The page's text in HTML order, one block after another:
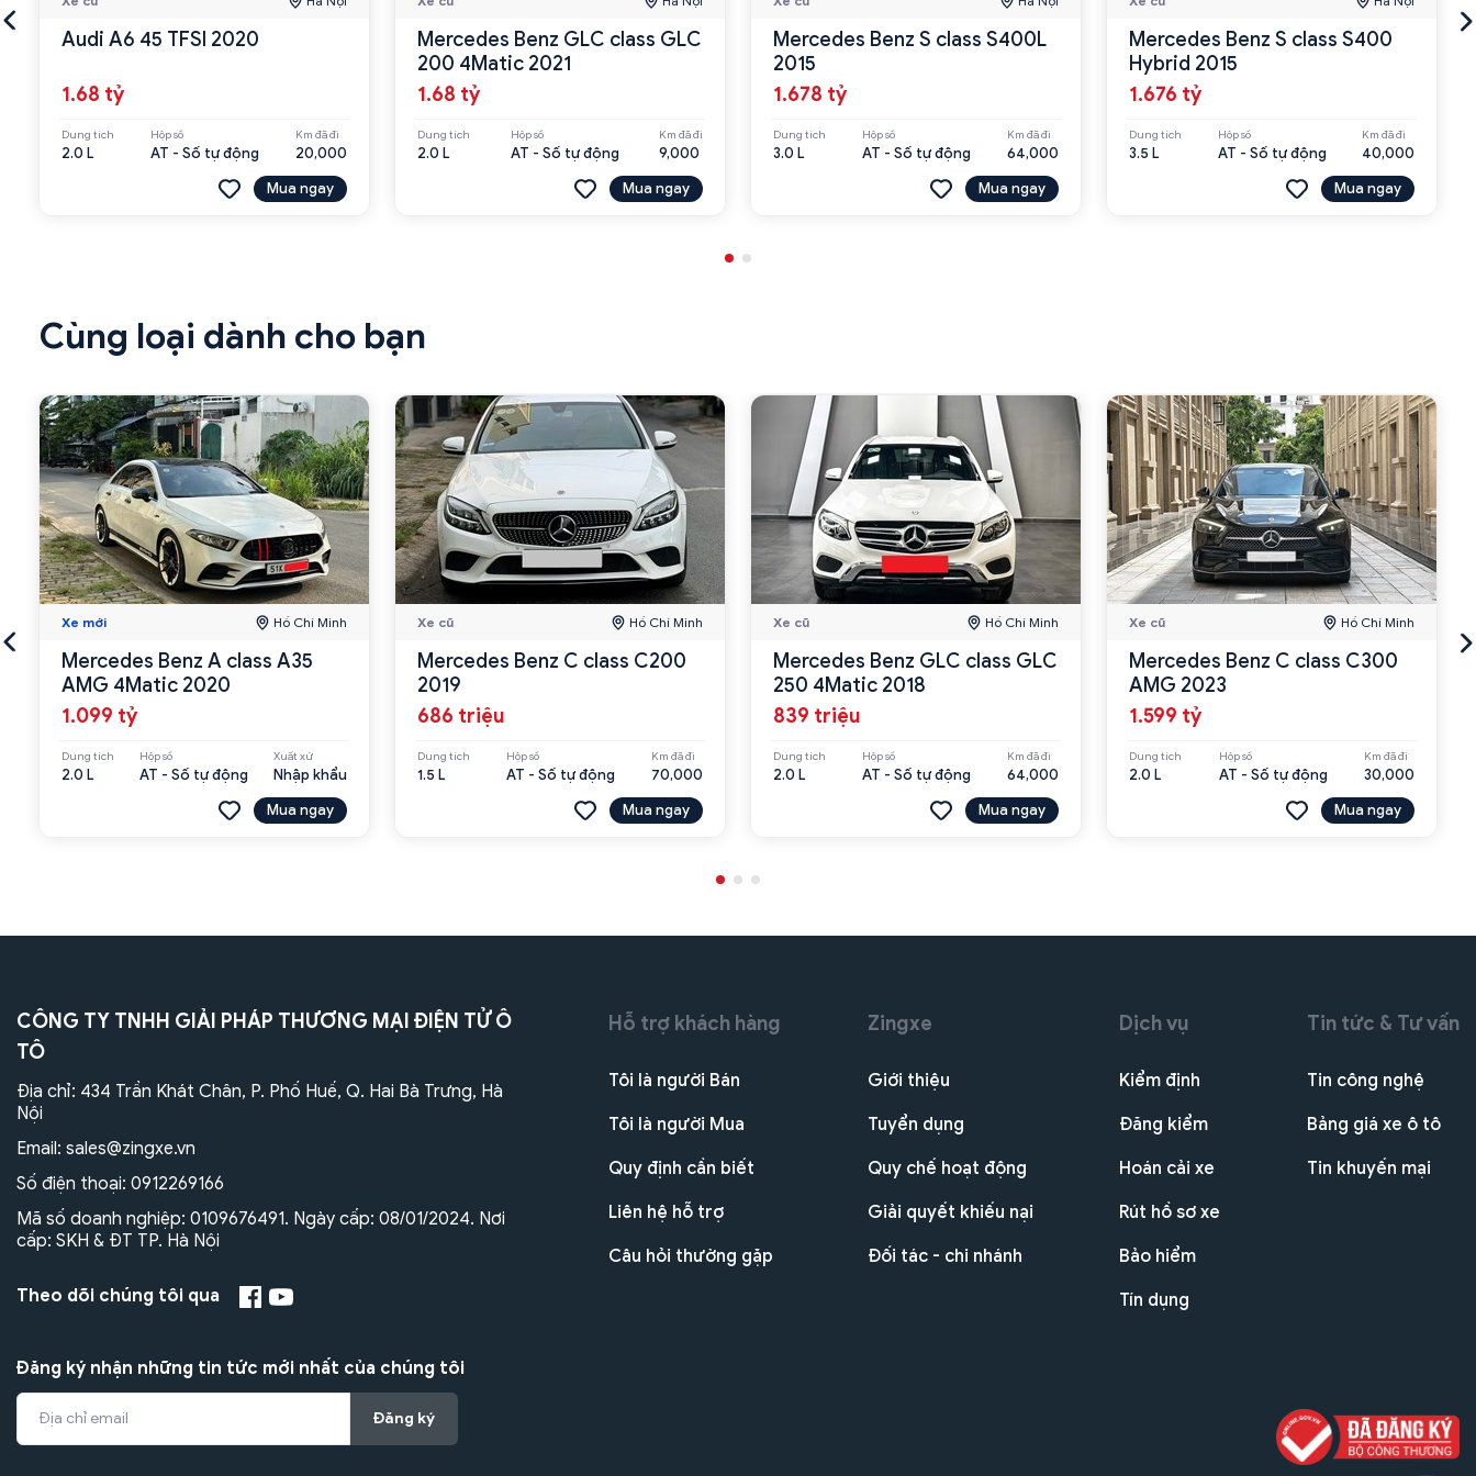
Audi A6 45 TFSI 2020
1.68 tỷ
Dung tích
2.0 L
Hộp số
AT - Số tự động
Km đã đi
20,000
Mua ngay
Mercedes Benz GLC class GLC
200 4Matic 2021
1.68 tỷ
Dung tích
2.0 L
Hộp số
AT - Số tự động
Km đã đi
9,000
Mua ngay
Mercedes Benz S class S400L
2015
1.678 tỷ
Dung tích
3.0 L
Hộp số
AT - Số tự động
Km đã đi
64,000
Mua ngay
Mercedes Benz S class S400
Hybrid 2015
1.676 tỷ
Dung tích
3.5 L
Hộp số
AT - Số tự động
Km đã đi
40,000
Mua ngay
Cùng loại dành cho bạn
Xe mới Hồ Chí Minh
Mercedes Benz A class A35
AMG 4Matic 2020
1.099 tỷ
Dung tích
2.0 L
Hộp số
AT - Số tự động
Xuất xứ
Nhập khẩu
Mua ngay
Xe cũ Hồ Chí Minh
Mercedes Benz C class C200
2019
686 triệu
Dung tích
1.5 L
Hộp số
AT - Số tự động
Km đã đi
70,000
Mua ngay
Xe cũ Hồ Chí Minh
Mercedes Benz GLC class GLC
250 4Matic 2018
839 triệu
Dung tích
2.0 L
Hộp số
AT - Số tự động
Km đã đi
64,000
Mua ngay
Xe cũ Hồ Chí Minh
Mercedes Benz C class C300
AMG 2023
1.599 tỷ
Dung tích
2.0 L
Hộp số
AT - Số tự động
Km đã đi
30,000
Mua ngay
CÔNG TY TNHH GIẢI PHÁP THƯƠNG MẠI ĐIỆN TỬ Ô
TÔ
Địa chỉ: 434 Trần Khát Chân, P. Phố Huế, Q. Hai Bà Trưng, Hà
Nội
Email: sales@zingxe.vn
Số điện thoại: 0912269166
Mã số doanh nghiệp: 0109676491. Ngày cấp: 08/01/2024. Nơi
cấp: SKH & ĐT TP. Hà Nội
Theo dõi chúng tôi qua
Đăng ký nhận những tin tức mới nhất của chúng tôi
Đăng ký
Hỗ trợ khách hàng
Tôi là người Bán
Tôi là người Mua
Quy định cần biết
Liên hệ hỗ trợ
Câu hỏi thường gặp
Zingxe
Giới thiệu
Tuyển dụng
Quy chế hoạt động
Giải quyết khiếu nại
Đối tác - chi nhánh
Dịch vụ
Kiểm định
Đăng kiểm
Hoán cải xe
Rút hồ sơ xe
Bảo hiểm
Tín dụng
Tin tức & Tư vấn
Tin công nghệ
Bảng giá xe ô tô
Tin khuyến mại